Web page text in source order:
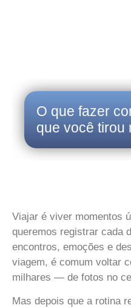
O que fazer
que você tirou
Viajar é viver momentos
queremos registrar cada
encontros, emoções e
viagem, é comum voltar
milhares — de fotos no
Mas depois que a rotina